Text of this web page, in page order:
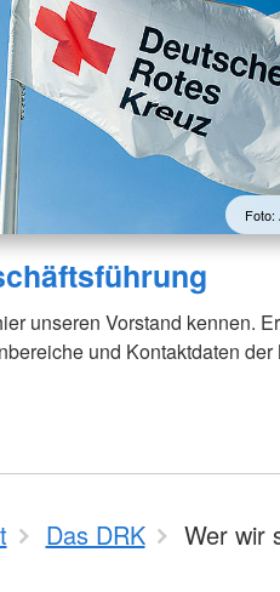
Foto:
unseren Vorstand kennen.
und Kontaktdaten der
Das DRK Wer wir